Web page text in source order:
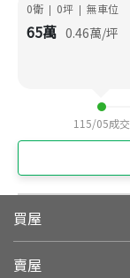
0衛 | 0坪 | 無車位
65萬 0.46萬/坪
115/05成交
買屋
賣屋